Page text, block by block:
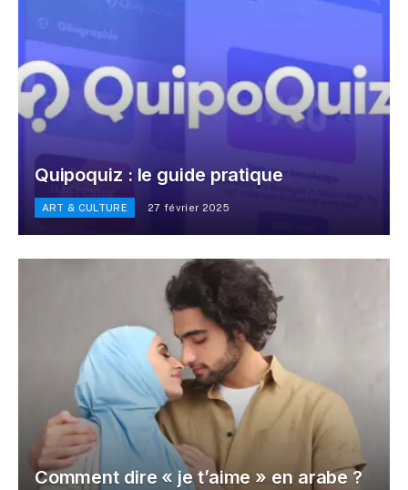
Quipoquiz : le guide pratique
ART & CULTURE 27 février 2025
Comment dire « je t’aime » en arabe ?